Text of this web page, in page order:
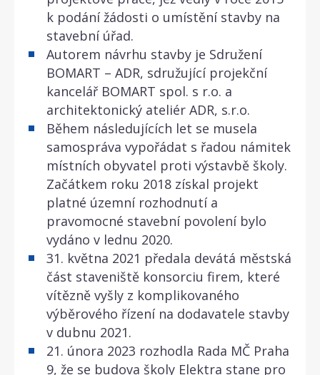
k podání žádosti o umístění stavby na
stavební úřad.
Autorem návrhu stavby je Sdružení
BOMART – ADR, sdružující projekční
kancelář BOMART spol. s r.o. a
architektonický ateliér ADR, s.r.o.
Během následujících let se musela
samospráva vypořádat s řadou námitek
místních obyvatel proti výstavbě školy.
Začátkem roku 2018 získal projekt
platné územní rozhodnutí a
pravomocné stavební povolení bylo
vydáno v lednu 2020.
31. května 2021 předala devátá městská
část staveniště konsorciu firem, které
vítězně vyšly z komplikovaného
výběrového řízení na dodavatele stavby
v dubnu 2021.
21. února 2023 rozhodla Rada MČ Praha
9, že se budova školy Elektra stane pro